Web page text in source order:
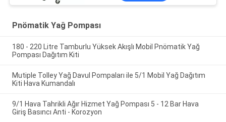
Pnömatik Yağ Pompası
180 - 220 Litre Tamburlu Yüksek Akışlı Mobil Pnömatik Yağ
Pompası Dağıtım Kiti
Mutiple Tolley Yağ Davul Pompaları ile 5/1 Mobil Yağ Dağıtım
Kiti Hava Kumandalı
9/1 Hava Tahrikli Ağır Hizmet Yağ Pompası 5 - 12 Bar Hava
Giriş Basıncı Anti - Korozyon